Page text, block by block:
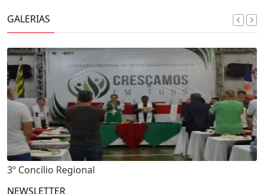
GALERIAS
3º Concílio Regional
NEWSLETTER